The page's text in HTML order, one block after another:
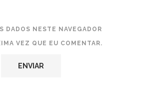
DADOS NESTE NAVEGADOR
VEZ QUE EU COMENTAR.